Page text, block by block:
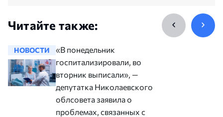
Читайте также:
НОВОСТИ
«В понедельник
госпитализировали, во
вторник выписали», —
депутатка Николаевского
облсовета заявила о
проблемах, связанных с